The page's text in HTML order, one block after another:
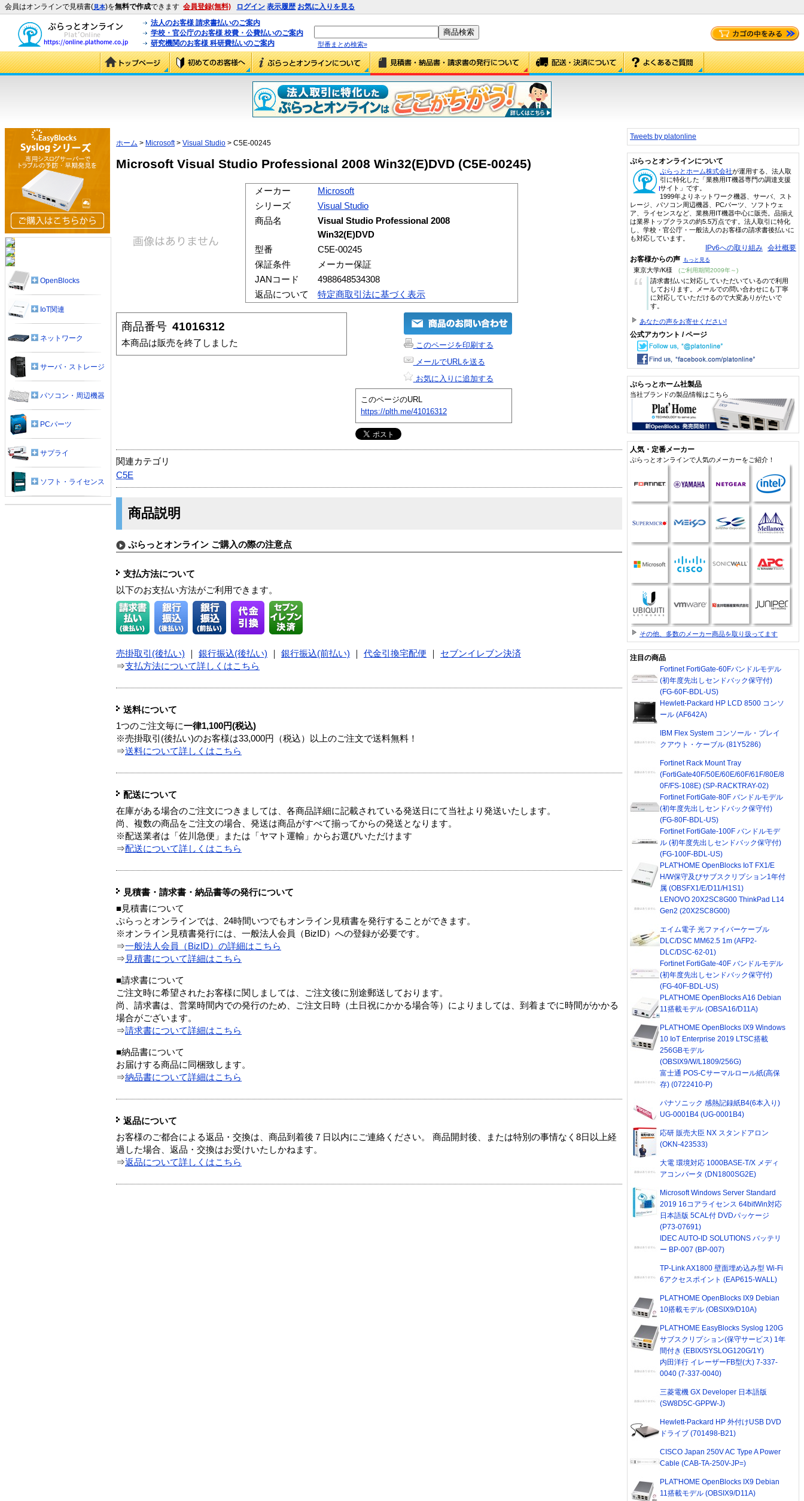
会員はオンラインで見積書(見本)を無料で作成できます 会員登録(無料) ログイン 表示履歴 お気に入りを見る
法人のお客様 請求書払いのご案内
学校・官公庁のお客様 校費・公費払いのご案内
研究機関のお客様 科研費払いのご案内
型番まとめ検索»
ホーム > Microsoft> Visual Studio > C5E-00245
Microsoft Visual Studio Professional 2008 Win32(E)DVD (C5E-00245)
メーカー
Microsoft
シリーズ
Visual Studio
商品名
Visual Studio Professional 2008
Win32(E)DVD
型番
C5E-00245
保証条件
メーカー保証
JANコード
4988648534308
返品について
特定商取引法に基づく表示
商品番号 41016312
本商品は販売を終了しました
このページを印刷する
メールでURLを送る
お気に入りに追加する
このページのURL
https://plth.me/41016312
関連カテゴリ
C5E
商品説明
ぷらっとオンライン ご購入の際の注意点
支払方法について
以下のお支払い方法がご利用できます。
売掛取引(後払い) 銀行振込(後払い) 銀行振込(前払い) 代金引換宅配便
セブンイレブン決済
⇒支払方法について詳しくはこちら
送料について
1つのご注文毎に一律1,100円(税込)
※売掛取引(後払い)のお客様は33,000円（税込）以上のご注文で送料無料！
⇒送料について詳しくはこちら
配送について
在庫がある場合のご注文につきましては、各商品詳細に記載されている発送日にて当社より発送いたします。
尚、複数の商品をご注文の場合、発送は商品がすべて揃ってからの発送となります。
※配送業者は「佐川急便」または「ヤマト運輸」からお選びいただけます
⇒配送について詳しくはこちら
見積書・請求書・納品書等の発行について
■見積書について
ぷらっとオンラインでは、24時間いつでもオンライン見積書を発行することができます。
※オンライン見積書発行には、一般法人会員（BizID）への登録が必要です。
⇒一般法人会員（BizID）の詳細はこちら
⇒ 見積書について詳細はこちら
■請求書について
ご注文時に希望されたお客様に関しましては、ご注文後に別途郵送しております。
尚、請求書は、営業時間内での発行のため、ご注文日時（土日祝にかかる場合等）によりましては、到着までに時間がかかる
場合がございます。
⇒請求書について詳細はこちら
■納品書について
お届けする商品に同梱致します。
⇒納品書について詳細はこちら
返品について
お客様のご都合による返品・交換は、商品到着後７日以内にご連絡ください。 商品開封後、または特別の事情なく8日以上経
過した場合、返品・交換はお受けいたしかねます。
⇒返品について詳しくはこちら
OpenBlocks
IoT関連
ネットワーク
サーバ・ストレージ
パソコン・周辺機器
PCパーツ
サプライ
ソフト・ライセンス
Tweets by platonline
ぷらっとオンラインについて
ぷらっとホーム株式会社が運用する、法人取
引に特化した「業務用IT機器専門の調達支援
サイト」です。
1999年よりネットワーク機器、サーバ、スト
レージ、パソコン周辺機器、PCパーツ、ソフトウェ
ア、ライセンスなど、業務用IT機器中心に販売。品揃え
は業界トップクラスの約5.5万点です。法人取引に特化
し、学校・官公庁・一般法人のお客様の請求書後払いに
も対応しています。
IPv6への取り組み 会社概要
お客様からの声 もっと見る
東京大学/K様 (ご利用期間2009年～)
“
請求書払いに対応していただいているので利用
しております。メールでの問い合わせにも丁寧
に対応していただけるので大変ありがたいで
す。
あなたの声をお寄せください!
公式アカウント / ページ
ぷらっとホーム社製品
当社ブランドの製品情報はこちら
人気・定番メーカー
ぷらっとオンラインで人気のメーカーをご紹介！
その他、多数のメーカー商品を取り扱ってます
注目の商品
Fortinet FortiGate-60Fバンドルモデル
(初年度先出しセンドバック保守付)
(FG-60F-BDL-US)
Hewlett-Packard HP LCD 8500 コンソ
ール (AF642A)
IBM Flex System コンソール・ブレイ
クアウト・ケーブル (81Y5286)
Fortinet Rack Mount Tray
(FortiGate40F/50E/60E/60F/61F/80E/8
0F/FS-108E) (SP-RACKTRAY-02)
Fortinet FortiGate-80F バンドルモデル
(初年度先出しセンドバック保守付)
(FG-80F-BDL-US)
Fortinet FortiGate-100F バンドルモデ
ル (初年度先出しセンドバック保守付)
(FG-100F-BDL-US)
PLAT'HOME OpenBlocks IoT FX1/E
H/W保守及びサブスクリプション1年付
属 (OBSFX1/E/D11/H1S1)
LENOVO 20X2SC8G00 ThinkPad L14
Gen2 (20X2SC8G00)
エイム電子 光ファイバーケーブル
DLC/DSC MM62.5 1m (AFP2-
DLC/DSC-62-01)
Fortinet FortiGate-40F バンドルモデル
(初年度先出しセンドバック保守付)
(FG-40F-BDL-US)
PLAT'HOME OpenBlocks A16 Debian
11搭載モデル (OBSA16/D11A)
PLAT'HOME OpenBlocks IX9 Windows
10 IoT Enterprise 2019 LTSC搭載
256GBモデル
(OBSIX9/W/L1809/256G)
富士通 POS-Cサーマルロール紙(高保
存) (0722410-P)
パナソニック 感熱記録紙B4(6本入り)
UG-0001B4 (UG-0001B4)
応研 販売大臣 NX スタンドアロン
(OKN-423533)
大電 環境対応 1000BASE-T/X メディ
アコンバータ (DN1800SG2E)
Microsoft Windows Server Standard
2019 16コアライセンス 64bitWin対応
日本語版 5CAL付 DVDパッケージ
(P73-07691)
IDEC AUTO-ID SOLUTIONS バッテリ
ー BP-007 (BP-007)
TP-Link AX1800 壁面埋め込み型 Wi-Fi
6アクセスポイント (EAP615-WALL)
PLAT'HOME OpenBlocks IX9 Debian
10搭載モデル (OBSIX9/D10A)
PLAT'HOME EasyBlocks Syslog 120G
サブスクリプション(保守サービス) 1年
間付き (EBIX/SYSLOG120G/1Y)
内田洋行 イレーザーFB型(大) 7-337-
0040 (7-337-0040)
三菱電機 GX Developer 日本語版
(SW8D5C-GPPW-J)
Hewlett-Packard HP 外付けUSB DVD
ドライブ (701498-B21)
CISCO Japan 250V AC Type A Power
Cable (CAB-TA-250V-JP=)
PLAT'HOME OpenBlocks IX9 Debian
11搭載モデル (OBSIX9/D11A)